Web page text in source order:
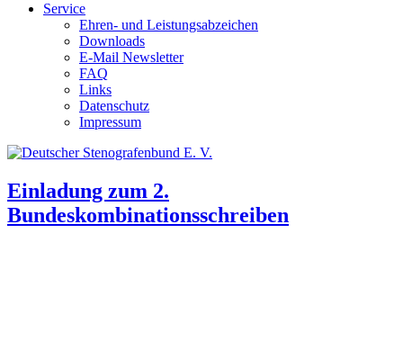
Service
Ehren- und Leistungsabzeichen
Downloads
E-Mail Newsletter
FAQ
Links
Datenschutz
Impressum
Einladung zum 2.
Bundeskombinationsschreiben